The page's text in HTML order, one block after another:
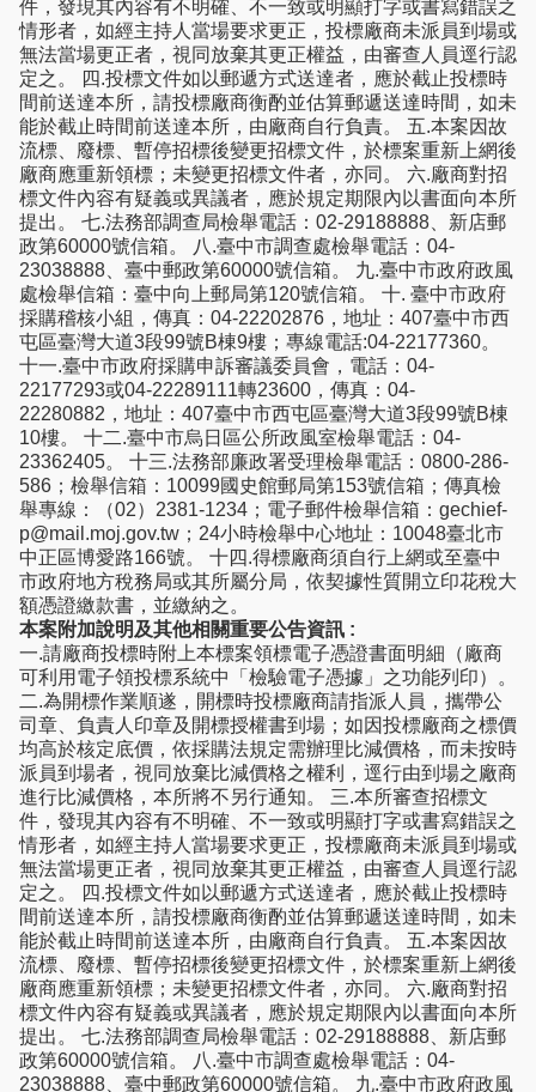
件，發現其內容有不明確、不一致或明顯打字或書寫錯誤之
情形者，如經主持人當場要求更正，投標廠商未派員到場或
無法當場更正者，視同放棄其更正權益，由審查人員逕行認
定之。 四.投標文件如以郵遞方式送達者，應於截止投標時
間前送達本所，請投標廠商衡酌並估算郵遞送達時間，如未
能於截止時間前送達本所，由廠商自行負責。 五.本案因故
流標、廢標、暫停招標後變更招標文件，於標案重新上網後
廠商應重新領標；未變更招標文件者，亦同。 六.廠商對招
標文件內容有疑義或異議者，應於規定期限內以書面向本所
提出。 七.法務部調查局檢舉電話：02-29188888、新店郵
政第60000號信箱。 八.臺中市調查處檢舉電話：04-
23038888、臺中郵政第60000號信箱。 九.臺中市政府政風
處檢舉信箱：臺中向上郵局第120號信箱。 十. 臺中市政府
採購稽核小組，傳真：04-22202876，地址：407臺中市西
屯區臺灣大道3段99號B棟9樓；專線電話:04-22177360。
十一.臺中市政府採購申訴審議委員會，電話：04-
22177293或04-22289111轉23600，傳真：04-
22280882，地址：407臺中市西屯區臺灣大道3段99號B棟
10樓。 十二.臺中市烏日區公所政風室檢舉電話：04-
23362405。 十三.法務部廉政署受理檢舉電話：0800-286-
586；檢舉信箱：10099國史館郵局第153號信箱；傳真檢
舉專線：（02）2381-1234；電子郵件檢舉信箱：gechief-
p@mail.moj.gov.tw；24小時檢舉中心地址：10048臺北市
中正區博愛路166號。 十四.得標廠商須自行上網或至臺中
市政府地方稅務局或其所屬分局，依契據性質開立印花稅大
額憑證繳款書，並繳納之。
本案附加說明及其他相關重要公告資訊 :
一.請廠商投標時附上本標案領標電子憑證書面明細（廠商
可利用電子領投標系統中「檢驗電子憑據」之功能列印）。
二.為開標作業順遂，開標時投標廠商請指派人員，攜帶公
司章、負責人印章及開標授權書到場；如因投標廠商之標價
均高於核定底價，依採購法規定需辦理比減價格，而未按時
派員到場者，視同放棄比減價格之權利，逕行由到場之廠商
進行比減價格，本所將不另行通知。 三.本所審查招標文
件，發現其內容有不明確、不一致或明顯打字或書寫錯誤之
情形者，如經主持人當場要求更正，投標廠商未派員到場或
無法當場更正者，視同放棄其更正權益，由審查人員逕行認
定之。 四.投標文件如以郵遞方式送達者，應於截止投標時
間前送達本所，請投標廠商衡酌並估算郵遞送達時間，如未
能於截止時間前送達本所，由廠商自行負責。 五.本案因故
流標、廢標、暫停招標後變更招標文件，於標案重新上網後
廠商應重新領標；未變更招標文件者，亦同。 六.廠商對招
標文件內容有疑義或異議者，應於規定期限內以書面向本所
提出。 七.法務部調查局檢舉電話：02-29188888、新店郵
政第60000號信箱。 八.臺中市調查處檢舉電話：04-
23038888、臺中郵政第60000號信箱。 九.臺中市政府政風